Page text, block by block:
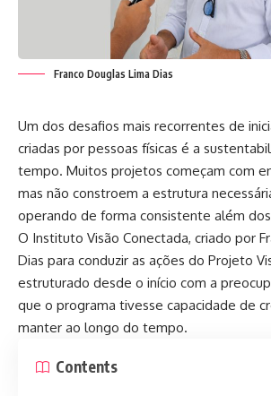
Franco Douglas Lima Dias
Um dos desafios mais recorrentes de
criadas por pessoas físicas é a
tempo. Muitos projetos começam com
mas não constroem a estrutura
operando de forma consistente além
O Instituto Visão Conectada, criado por
Dias para conduzir as ações do Projeto
estruturado desde o início com a
que o programa tivesse capacidade de
manter ao longo do tempo.
Contents